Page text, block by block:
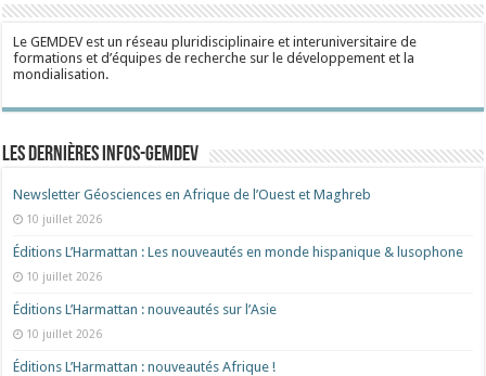
Le GEMDEV est un réseau pluridisciplinaire et interuniversitaire de
formations et d’équipes de recherche sur le développement et la
mondialisation.
Les dernières Infos-Gemdev
Newsletter Géosciences en Afrique de l’Ouest et Maghreb
10 juillet 2026
Éditions L’Harmattan : Les nouveautés en monde hispanique & lusophone
10 juillet 2026
Éditions L’Harmattan : nouveautés sur l’Asie
10 juillet 2026
Éditions L’Harmattan : nouveautés Afrique !​